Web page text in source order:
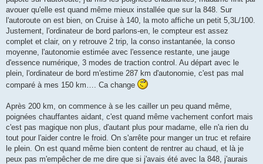
avouer qu'elle est quand même mieux installée que sur la 848. Sur
l'autoroute on est bien, on Cruise à 140, la moto affiche un petit 5,3L/100.
Justement, l'ordinateur de bord parlons-en, le compteur est assez
complet et clair, on y retrouve 2 trip, la conso instantanée, la conso
moyenne, l'autonomie estimée avec l'essence restante, une jauge
d'essence numérique, 3 modes de traction control. Au départ avec le
plein, l'ordinateur de bord m'estime 287 km d'autonomie, c'est pas mal
comparé à mes 150 km…. Ca change
Après 200 km, on commence à se les cailler un peu quand même,
poignées chauffantes aidant, c'est quand même vachement confort mais
c'est pas magique non plus, d'autant plus pour madame, elle n'a rien du
tout pour l'aider contre le froid. On s'arrête pour manger un truc et refaire
le plein. On est quand même bien content de rentrer au chaud, et là je
peux pas m'empêcher de me dire que si j'avais été avec la 848, j'aurais